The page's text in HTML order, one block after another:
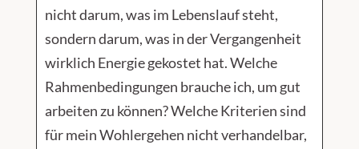
nicht darum, was im Lebenslauf steht,
sondern darum, was in der Vergangenheit
wirklich Energie gekostet hat. Welche
Rahmenbedingungen brauche ich, um gut
arbeiten zu können? Welche Kriterien sind
für mein Wohlergehen nicht verhandelbar,